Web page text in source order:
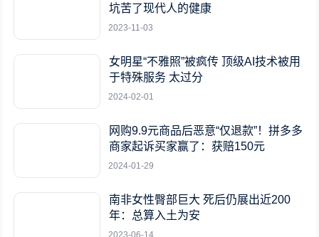
坑苦了现代人的健康
2023-11-03
女明星“不雅照”被疯传 顶级AI技术被用
于特殊服务 太过分
2024-02-01
网购9.9元商品后恶意“仅退款”！拼多多
商家起诉买家赢了：获赔150元
2024-01-29
南非女性臀部巨大 死后仍展出近200
年：总算入土为安